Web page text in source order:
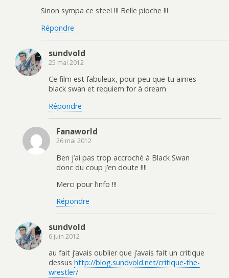
Sinon sympa ce steel !!! Belle pioche !!!
Répondre
sundvold
25 mai 2012
Ce film est fabuleux, pour peu que tu aimes
black swan et requiem for à dream
Répondre
Fanaworld
26 mai 2012
Ben j’ai pas trop accroché à Black Swan
donc du coup j’en doute !!!!
Merci pour l’info !!!
Répondre
sundvold
6 juin 2012
au fait j’avais oublier que j’avais fait un critique
dessus http://blog.sundvold.net/critique-the-
wrestler/